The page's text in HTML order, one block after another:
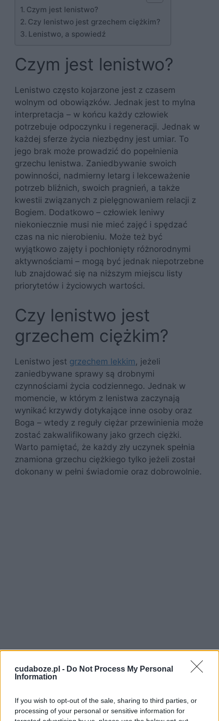
cudaboze.pl - Do Not Process My Personal
Information
If you wish to opt-out of the sale, sharing to third parties, or
processing of your personal or sensitive information for
Czym jest lenistwo?
Czy lenistwo jest grzechem ciężkim?
Lenistwo, a spowiedź
Czym jest lenistwo?
Lenistwo często kojarzone jest z czasem
wolnym od obowiązków. Jednak jest to mylna
interpretacja – w końcu każdy człowiek
potrzebuje odpoczynku i regeneracji. Jednak w
każdej sferze życia niezbędny jest umiar. To
jego brak może prowadzić do popełnienia
grzechu lenistwa. Zaniedbywanie swoich
powinności, nadmierny letarg i lekceważenie
potrzeb bliźnich, swoich pragnień, a także
kwestii związanych z pielęgnowaniem relacji z
Bogiem. Dodatkowo – człowiek leniwy
niekoniecznie musi nie mieć zajęć i spędzać
czas na nic nierobieniu. Może też być
wyjątkowo zajęty i pochłonięty różnorodnymi
aktywnościami – mogą być jednak niepotrzebne
lub znajdować się na niższym miejscu listy
priorytetów i życiowych wartości.
Czy lenistwo jest
grzechem ciężkim?
Lenistwo jest grzechem lekkim, jeżeli
zaniedbywane sprawy są drobnymi
czynnościami życia codziennego. Jednak w
momencie, w którym z lenistwa zaczynają
wynikać krzywdy dotykające inne osoby oraz
Boga – wtedy z reguły ciężar przewinienia może
zostać zakwalifikowany jako grzech ciężki.
Warto pamiętać, że każdy zły uczynek spełnia
znamiona grzechu ciężkiego tylko jeżeli został
dokonany w pełni świadomie oraz dobrowolnie.